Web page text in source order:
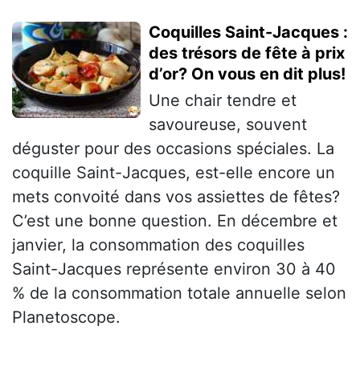
Coquilles Saint-Jacques :
des trésors de fête à prix
d’or? On vous en dit plus!
Une chair tendre et
savoureuse, souvent
déguster pour des occasions spéciales. La
coquille Saint-Jacques, est-elle encore un
mets convoité dans vos assiettes de fêtes?
C’est une bonne question. En décembre et
janvier, la consommation des coquilles
Saint-Jacques représente environ 30 à 40
% de la consommation totale annuelle selon
Planetoscope.